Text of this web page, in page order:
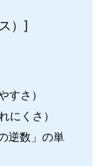
）]
すさ）
にくさ）
逆数」の単